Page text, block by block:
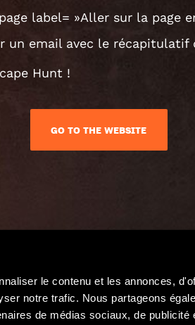
le contenu et les annonces,
notre trafic. Nous partageons
de médias sociaux, de publicité
label= »Aller sur la page
un email avec le récapitulatif
Hunt !
GO TO THE WEBSITE